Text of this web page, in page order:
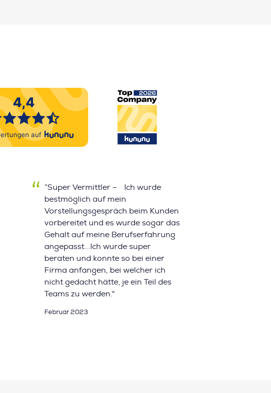
”Super Vermittler – Ich wurde
bestmöglich auf mein
Vorstellungsgespräch beim Kunden
vorbereitet und es wurde sogar das
Gehalt auf meine Berufserfahrung
angepasst...Ich wurde super
beraten und konnte so bei einer
Firma anfangen, bei welcher ich
nicht gedacht hätte, je ein Teil des
Teams zu werden."
Februar 2023